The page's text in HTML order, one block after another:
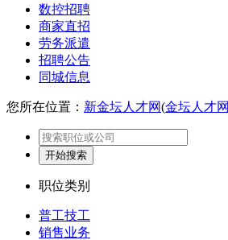
数控招聘
商家直招
劳务派遣
招聘公告
同城信息
您所在位置： 新金坛人才网(金坛人才网
开始搜索
职位类别
普工技工
销售业务